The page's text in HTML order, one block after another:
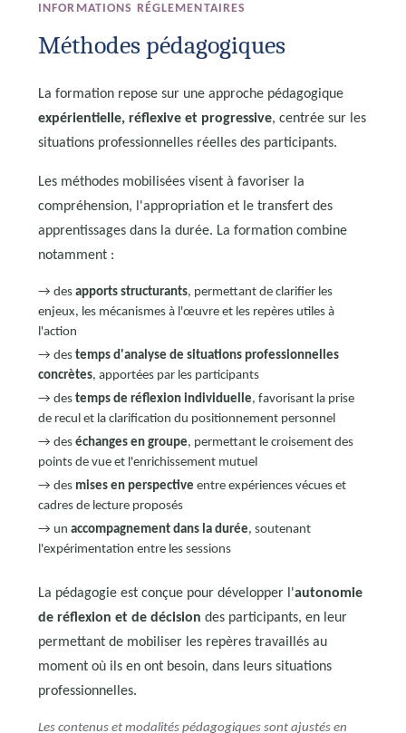
INFORMATIONS RÉGLEMENTAIRES
Méthodes pédagogiques
La formation repose sur une approche pédagogique
expérientielle, réflexive et progressive, centrée sur les
situations professionnelles réelles des participants.
Les méthodes mobilisées visent à favoriser la
compréhension, l'appropriation et le transfert des
apprentissages dans la durée. La formation combine
notamment :
→ des apports structurants, permettant de clarifier les
enjeux, les mécanismes à l'œuvre et les repères utiles à
l'action
→ des temps d'analyse de situations professionnelles
concrètes, apportées par les participants
→ des temps de réflexion individuelle, favorisant la prise
de recul et la clarification du positionnement personnel
→ des échanges en groupe, permettant le croisement des
points de vue et l'enrichissement mutuel
→ des mises en perspective entre expériences vécues et
cadres de lecture proposés
→ un accompagnement dans la durée, soutenant
l'expérimentation entre les sessions
La pédagogie est conçue pour développer l'autonomie
de réflexion et de décision des participants, en leur
permettant de mobiliser les repères travaillés au
moment où ils en ont besoin, dans leurs situations
professionnelles.
Les contenus et modalités pédagogiques sont ajustés en